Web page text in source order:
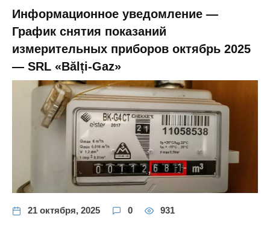
Информационное уведомление —
График снятия показаний
измерительных приборов октябрь 2025
— SRL «Bălți-Gaz»
21 октября, 2025 0 931